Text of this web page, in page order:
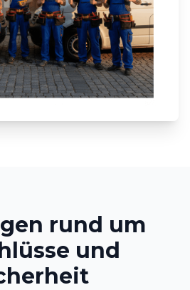
rund um
und